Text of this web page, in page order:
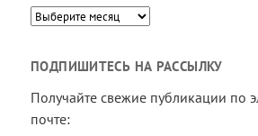
Архив
ПОДПИШИТЕСЬ НА РАССЫЛКУ
Получайте свежие публикации по
почте: